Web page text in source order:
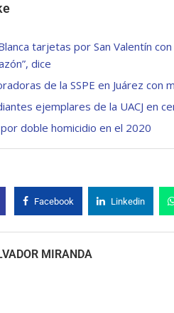
tarjetas por San Valentín
dice
de la SSPE en Juárez con
ejemplares de la UACJ en
doble homicidio en el 2020
Facebook Linkedin
MIRANDA